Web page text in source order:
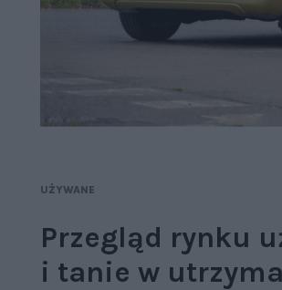
UŻYWANE
Przegląd rynku
i tanie w